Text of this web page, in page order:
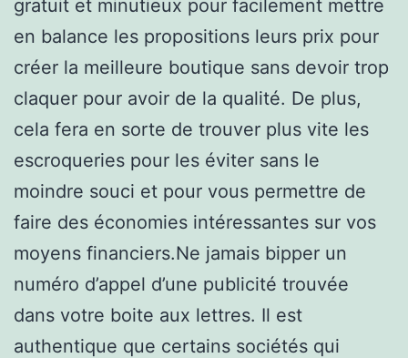
gratuit et minutieux pour facilement mettre
en balance les propositions leurs prix pour
créer la meilleure boutique sans devoir trop
claquer pour avoir de la qualité. De plus,
cela fera en sorte de trouver plus vite les
escroqueries pour les éviter sans le
moindre souci et pour vous permettre de
faire des économies intéressantes sur vos
moyens financiers.Ne jamais bipper un
numéro d’appel d’une publicité trouvée
dans votre boite aux lettres. Il est
authentique que certains sociétés qui